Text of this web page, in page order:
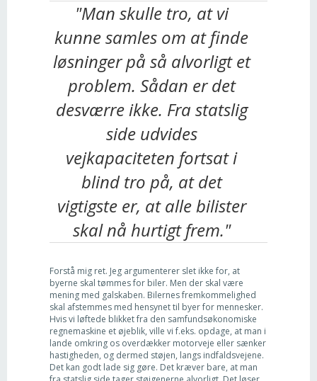
"Man skulle tro, at vi
kunne samles om at finde
løsninger på så alvorligt et
problem. Sådan er det
desværre ikke. Fra statslig
side udvides
vejkapaciteten fortsat i
blind tro på, at det
vigtigste er, at alle bilister
skal nå hurtigt frem."
Forstå mig ret. Jeg argumenterer slet ikke for, at
byerne skal tømmes for biler. Men der skal være
mening med galskaben. Bilernes fremkommelighed
skal afstemmes med hensynet til byer for mennesker.
Hvis vi løftede blikket fra den samfundsøkonomiske
regnemaskine et øjeblik, ville vi f.eks. opdage, at man i
lande omkring os overdækker motorveje eller sænker
hastigheden, og dermed støjen, langs indfaldsvejene.
Det kan godt lade sig gøre. Det kræver bare, at man